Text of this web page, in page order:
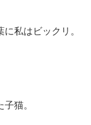
私はビックリ。
猫。